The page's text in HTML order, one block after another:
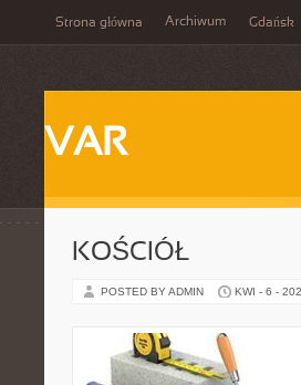
Strona główna Archiwum Gdańsk
VAR
KOŚCIÓŁ
POSTED BY ADMIN KWI - 6 -